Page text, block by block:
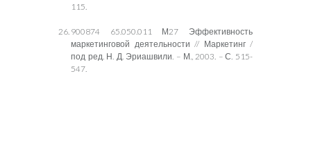
115.
900874 65.050.011 М27 Эффективность
маркетинговой деятельности // Маркетинг /
под ред. Н. Д. Эриашвили. – М., 2003. – С. 515-
547.